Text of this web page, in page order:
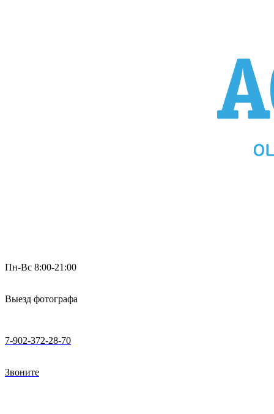
Пн-Вс 8:00-21:00
Выезд фотографа
7-902-372-28-70
Звоните